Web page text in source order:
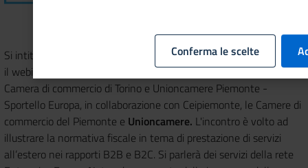
webinar piattaforma Webex
Si intitola "Gestione fiscale della prestazione di servizi all’estero"
il webinar in programma il prossimo 30 maggio organizzato dalla
Camera di commercio di Torino e Unioncamere Piemonte -
Sportello Europa, in collaborazione con Ceipiemonte, le Camere di
commercio del Piemonte e Unioncamere. L'incontro è volto ad
illustrare la normativa fiscale in tema di prestazione di servizi
all’estero nei rapporti B2B e B2C. Si parlerà dei servizi della rete
Conferma le scelte